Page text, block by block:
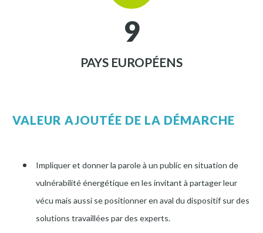
9
PAYS EUROPÉENS
VALEUR AJOUTÉE DE LA DÉMARCHE
Impliquer et donner la parole à un public en situation de
vulnérabilité énergétique en les invitant à partager leur
vécu mais aussi se positionner en aval du dispositif sur des
solutions travaillées par des experts.